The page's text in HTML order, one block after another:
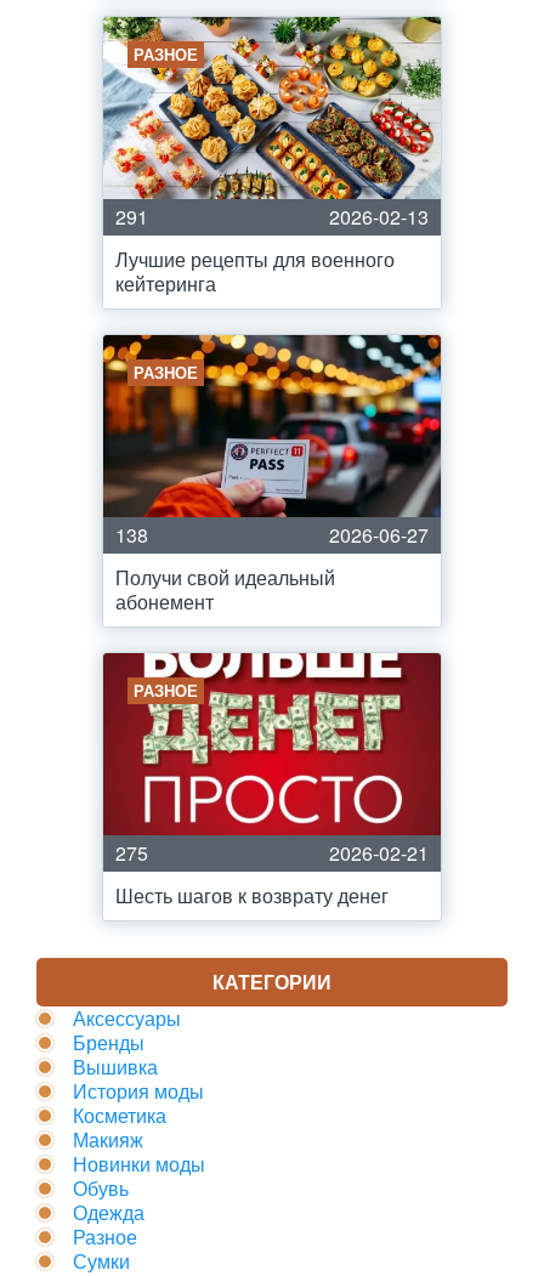
РАЗНОЕ
291
2026-02-13
Лучшие рецепты для военного
кейтеринга
РАЗНОЕ
138
2026-06-27
Получи свой идеальный
абонемент
РАЗНОЕ
275
2026-02-21
Шесть шагов к возврату денег
КАТЕГОРИИ
Аксессуары
Бренды
Вышивка
История моды
Косметика
Макияж
Новинки моды
Обувь
Одежда
Разное
Сумки